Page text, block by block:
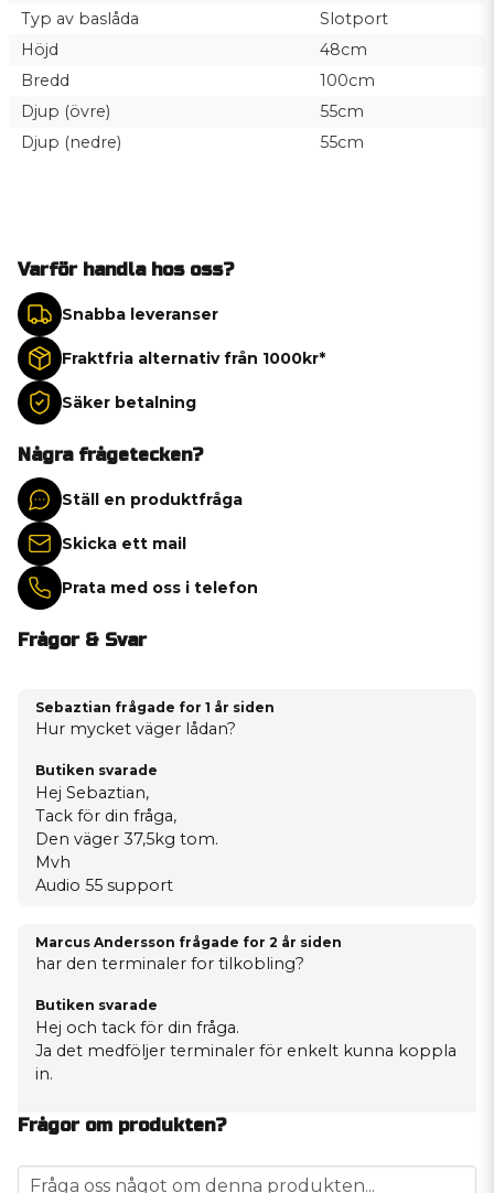
Typ av baslåda
Slotport
Höjd
48cm
Bredd
100cm
Djup (övre)
55cm
Djup (nedre)
55cm
Varför handla hos oss?
Snabba leveranser
Fraktfria alternativ från 1000kr*
Säker betalning
Några frågetecken?
Ställ en produktfråga
Skicka ett mail
Prata med oss i telefon
Frågor & Svar
Sebaztian frågade for 1 år siden
Hur mycket väger lådan?
Butiken svarade
Hej Sebaztian,
Tack för din fråga,
Den väger 37,5kg tom.
Mvh
Audio 55 support
Marcus Andersson frågade for 2 år siden
har den terminaler for tilkobling?
Butiken svarade
Hej och tack för din fråga.
Ja det medföljer terminaler för enkelt kunna koppla
in.
Mvh Alexander, Audio55.
Frågor om produkten?
question
Fråga oss något om denna produkten...